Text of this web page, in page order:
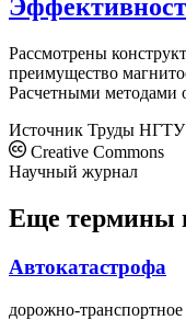
Рассмотрены
преимущество
Расчетными методами
Источник Труды НГТУ
Creative Commons
Научный журнал
Еще термины
Автокатастрофа
дорожно-